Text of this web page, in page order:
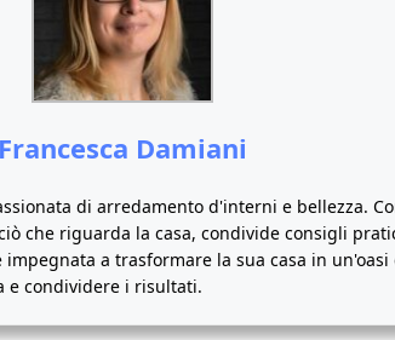
Francesca Damiani
di arredamento d'interni e bellezza.
che riguarda la casa, condivide consigli
a trasformare la sua casa in
e condividere i risultati.